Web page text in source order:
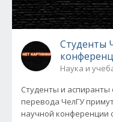
Студенты
Наука и
Студенты и аспиранты
перевода ЧелГУ
научной конференции